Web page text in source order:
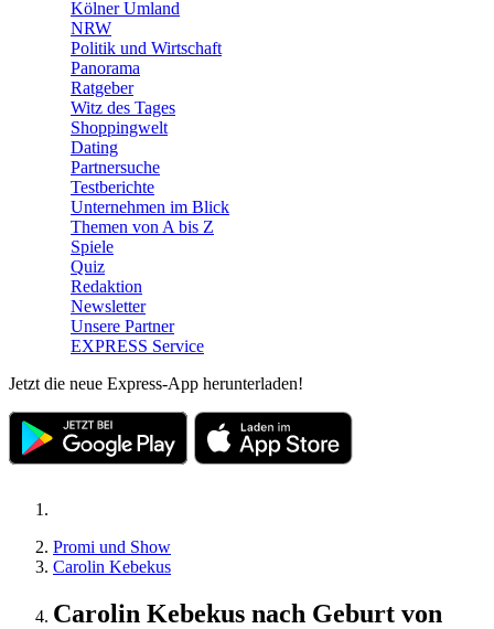
Kölner Umland
NRW
Politik und Wirtschaft
Panorama
Ratgeber
Witz des Tages
Shoppingwelt
Dating
Partnersuche
Testberichte
Unternehmen im Blick
Themen von A bis Z
Spiele
Quiz
Redaktion
Newsletter
Unsere Partner
EXPRESS Service
Jetzt die neue Express-App herunterladen!
Promi und Show
Carolin Kebekus
Carolin Kebekus nach Geburt von